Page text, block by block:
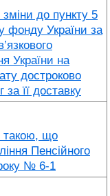
до пункту 5
фонду України за
України на
достроково
за її доставку
такою, що
Пенсійного
№ 6-1